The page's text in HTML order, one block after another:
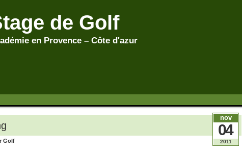
de Golf
en Provence – Côte d'azur
Golf
nov
04
2011